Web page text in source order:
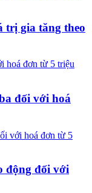
trị gia tăng theo
đối với hoá
động đối với